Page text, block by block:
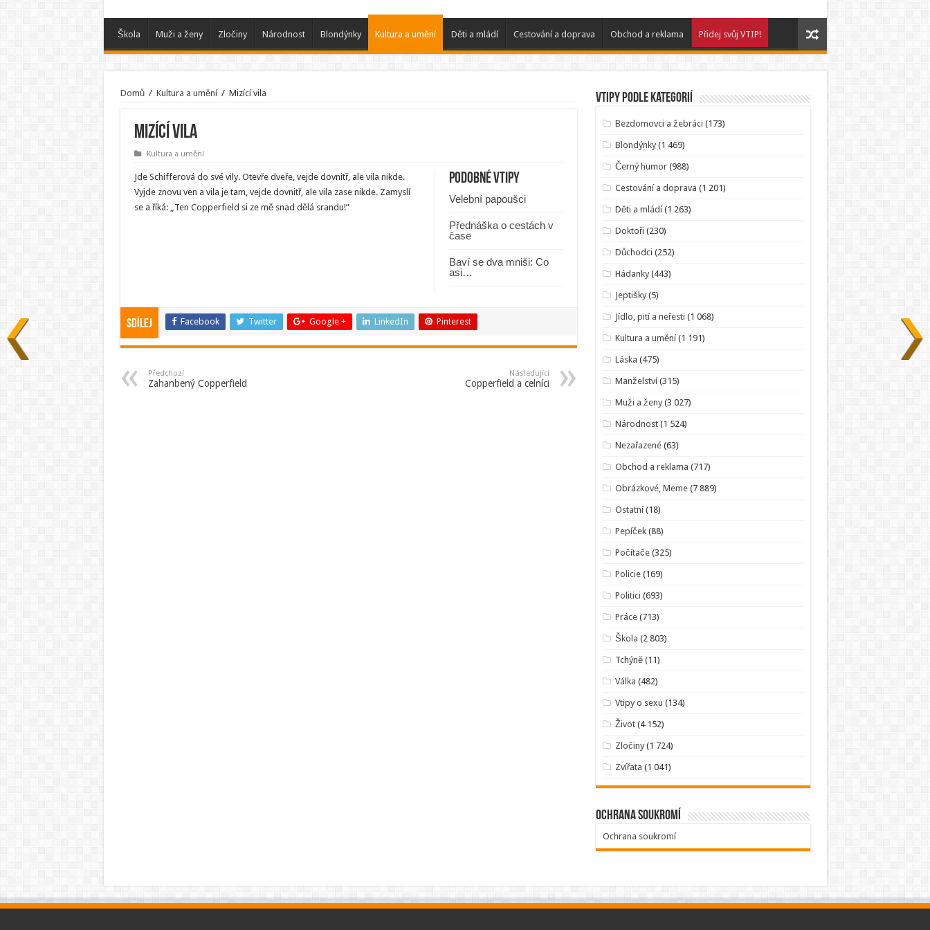
Škola Muži a ženy Zločiny Národnost Blondýnky Kultura a umění Děti a mládí Cestování a doprava Obchod a reklama Přidej svůj VTIP!
Domů / Kultura a umění / Mizící vila
Mizící vila
Kultura a umění
Podobné vtipy
Velební papoušci
Přednáška o cestách v
čase
Baví se dva mniši: Co
asi…
Jde Schifferová do své vily. Otevře dveře, vejde dovnitř, ale vila nikde.
Vyjde znovu ven a vila je tam, vejde dovnitř, ale vila zase nikde. Zamyslí
se a říká: „Ten Copperfield si ze mě snad dělá srandu!”
Sdílej Facebook Twitter Google + LinkedIn Pinterest
Předchozí
Zahanbený Copperfield
Následující
Copperfield a celníci
Vtipy podle kategorií
Bezdomovci a žebráci (173)
Blondýnky (1 469)
Černý humor (988)
Cestování a doprava (1 201)
Děti a mládí(1 263)
Doktoři (230)
Důchodci (252)
Hádanky (443)
Jeptišky (5)
Jídlo, pití a neřesti (1 068)
Kultura a umění(1 191)
Láska (475)
Manželství(315)
Muži a ženy (3 027)
Národnost (1 524)
Nezařazené (63)
Obchod a reklama (717)
Obrázkové, Meme (7 889)
Ostatní(18)
Pepíček (88)
Počítače (325)
Policie (169)
Politici (693)
Práce (713)
Škola (2 803)
Tchýně (11)
Válka (482)
Vtipy o sexu (134)
Život (4 152)
Zločiny (1 724)
Zvířata (1 041)
Ochrana soukromí
Ochrana soukromí